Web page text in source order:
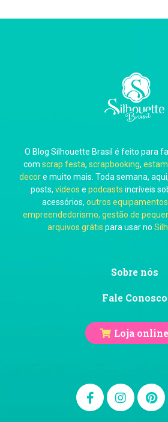
Carla Eschberger
Carol Pessoa
Ju Mirthes
O Blog Silhouette Brasil é feito para
com scrap festa, scrapbooking,
decore muito mais. Toda semana,
posts, vídeos e podcasts incríveis
acessórios, outros equipamentos
empreendedorismo, gestão de
arquivos grátis para usar no
Sobre nós
Fale Conosco
Loja online